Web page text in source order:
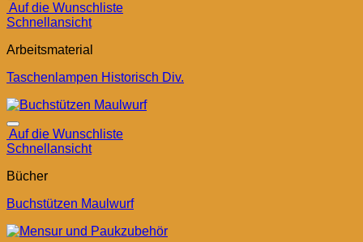
Auf die Wunschliste
Schnellansicht
Arbeitsmaterial
Taschenlampen Historisch Div.
Auf die Wunschliste
Schnellansicht
Bücher
Buchstützen Maulwurf